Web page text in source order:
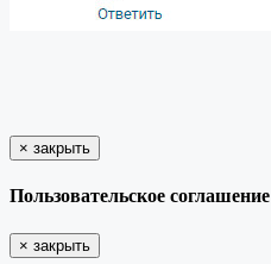
× закрыть
Пользовательское соглашение
× закрыть